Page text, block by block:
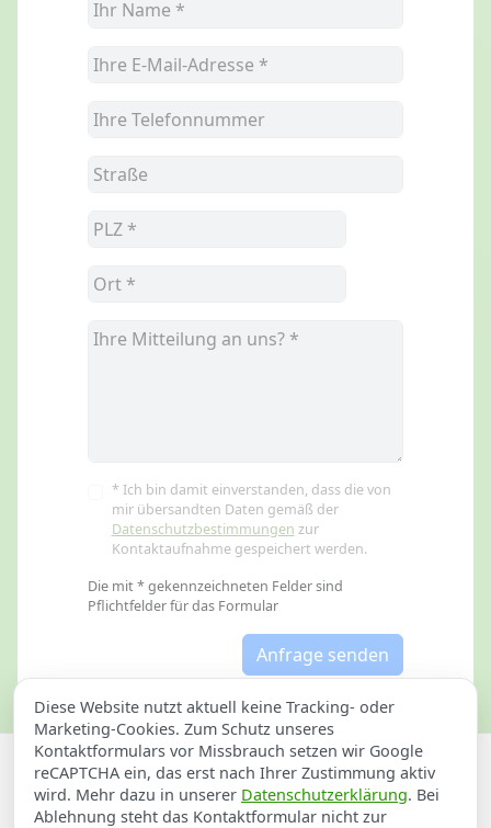
* Ich bin damit einverstanden, dass die von
mir übersandten Daten gemäß der
Datenschutzbestimmungen zur
Kontaktaufnahme gespeichert werden.
Die mit * gekennzeichneten Felder sind
Pflichtfelder für das Formular
Anfrage senden
Datenschutzerklärung Impressum
Elektrikernotdienst in Öhningen
Diese Website nutzt aktuell keine Tracking- oder
Marketing-Cookies. Zum Schutz unseres
Kontaktformulars vor Missbrauch setzen wir Google
reCAPTCHA ein, das erst nach Ihrer Zustimmung aktiv
wird. Mehr dazu in unserer Datenschutzerklärung. Bei
Ablehnung steht das Kontaktformular nicht zur